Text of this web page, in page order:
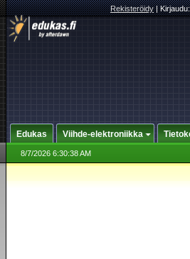
Rekisteröidy|
Edukas Viihde-elektroniikka
8/7/2026 6:30:38 AM